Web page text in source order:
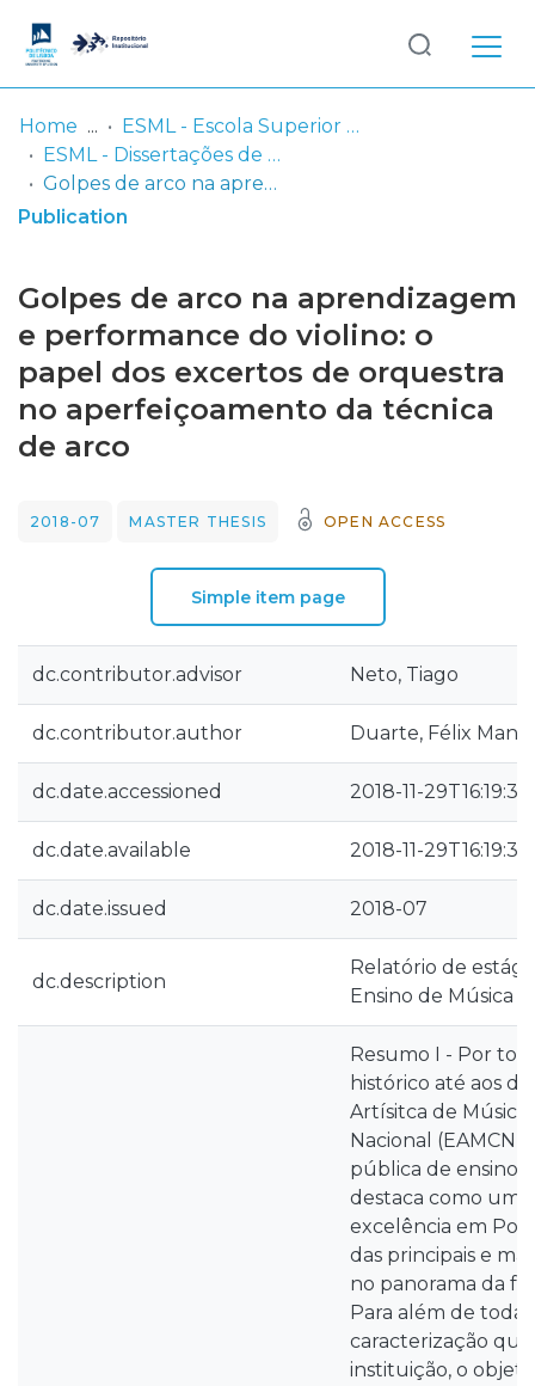
Communities
& Collections
Entities
Statistics
Log
In
Home
ESML - Escola Superior de Música de Lisboa
ESML - Dissertações de Mestrado
Golpes de arco na aprendizagem e performance do violino: o papel dos excertos de orquestra no aperfeiçoamento da técnica de arco
Publication
Golpes de arco na aprendizagem
e performance do violino: o
papel dos excertos de orquestra
no aperfeiçoamento da técnica
de arco
2018-07 MASTER THESIS OPEN ACCESS
Simple item page
dc.contributor.advisor Neto, Tiago
dc.contributor.author Duarte, Félix
dc.date.accessioned 2018-11-
dc.date.available 2018-11-
dc.date.issued 2018-07
dc.description
Relatório de
Ensino de Música
Resumo I - Por
histórico até aos
Artísitca de
Nacional (EAMCN)
pública de ensino
destaca como um
excelência em
das principais e
no panorama da
Para além de toda
caracterização
instituição, o